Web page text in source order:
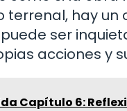
hay un
ser
acciones y
Capítulo 6: